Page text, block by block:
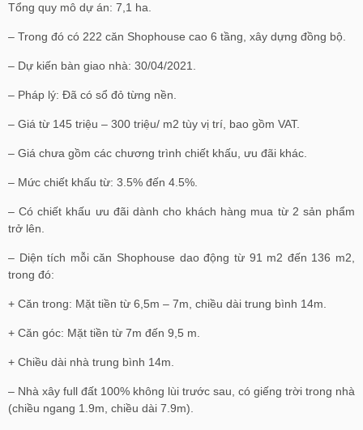
Tổng quy mô dự án: 7,1 ha.
– Trong đó có 222 căn Shophouse cao 6 tầng, xây dựng đồng bộ.
– Dự kiến bàn giao nhà: 30/04/2021.
– Pháp lý: Đã có sổ đỏ từng nền.
– Giá từ 145 triệu – 300 triệu/ m2 tùy vị trí, bao gồm VAT.
– Giá chưa gồm các chương trình chiết khấu, ưu đãi khác.
– Mức chiết khấu từ: 3.5% đến 4.5%.
– Có chiết khấu ưu đãi dành cho khách hàng mua từ 2 sản phẩm
trở lên.
– Diện tích mỗi căn Shophouse dao động từ 91 m2 đến 136 m2,
trong đó:
+ Căn trong: Mặt tiền từ 6,5m – 7m, chiều dài trung bình 14m.
+ Căn góc: Mặt tiền từ 7m đến 9,5 m.
+ Chiều dài nhà trung bình 14m.
– Nhà xây full đất 100% không lùi trước sau, có giếng trời trong nhà
(chiều ngang 1.9m, chiều dài 7.9m).